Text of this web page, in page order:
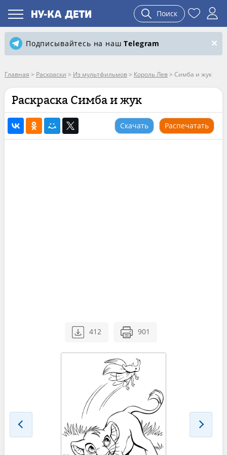
Поиск
Подписывайтесь на нашTelegram
Главная > Раскраски > Из мультфильмов> Король Лев> Симба и жук
Раскраска Симба и жук
Скачать Распечатать
412 901